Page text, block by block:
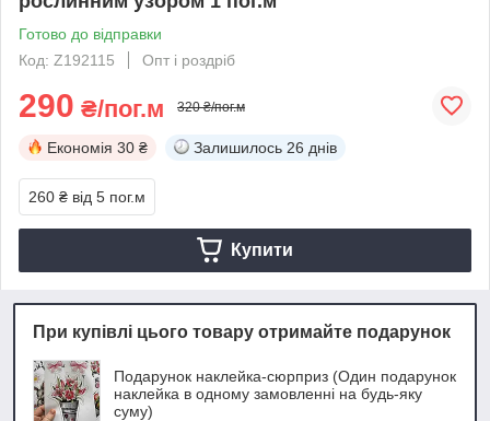
Готово до відправки
Код: Z192115
Опт і роздріб
290 ₴/пог.м 320 ₴/пог.м
Економія 30 ₴ Залишилось 26 днів
260 ₴ від 5 пог.м
Купити
При купівлі цього товару отримайте подарунок
Подарунок наклейка-сюрприз (Один подарунок
наклейка в одному замовленні на будь-яку
суму)